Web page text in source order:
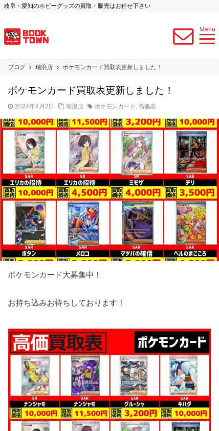
岐阜・愛知のホビーグッズの買取・販売はお任せ下さい
Menu
ブログ 瑞浪店 ポケモンカード買取表更新しました！
ポケモンカード買取表更新しました！
2024年4月2日 瑞浪店 ポケモンカード, 高価表
ポケモンカード大募集中！
お持ち込みお待ちしております！